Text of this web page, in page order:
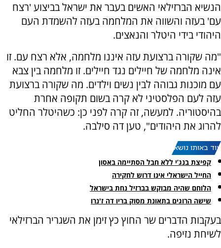
הנשיא הברזילאי האשים בעבר את ישראל בביצוע 'רצח
עם' בעזה והשווה את המלחמה בעזה להשמדת העם
היהודי בידי היטלר והנאצים.
"מה שקורה ברצועת עזה איננו מלחמה, אלא רצח עם. זו
אינה מלחמה של חיילים נגד חיילים. זו מלחמה בין צבא
עם מוכנות גבוהה לבין נשים וילדים. מה שקורה ברצועת
עזה לעם הפלסטיני לא קרה בשום תקופה אחרת
בהיסטוריה. למעשה, זה קרה לפני כן: כשהיטלר החליט
להרוג את היהודים", טען דה סילבה.
עוד באותו נושא:
קפיצת בנג’י ללא חבל הסתיימה באסון
החייל הישראלי אינו דרוש לחקירה
הלוחם שהיה מבוקש בברזיל נחת בישראל
שישה הרוגים בתאונת מסוק בריו דה ז'נרו
בעקבות הדברים שר החוץ כץ זימן את השגריר הברזילאי
לשיחת נזיפה.